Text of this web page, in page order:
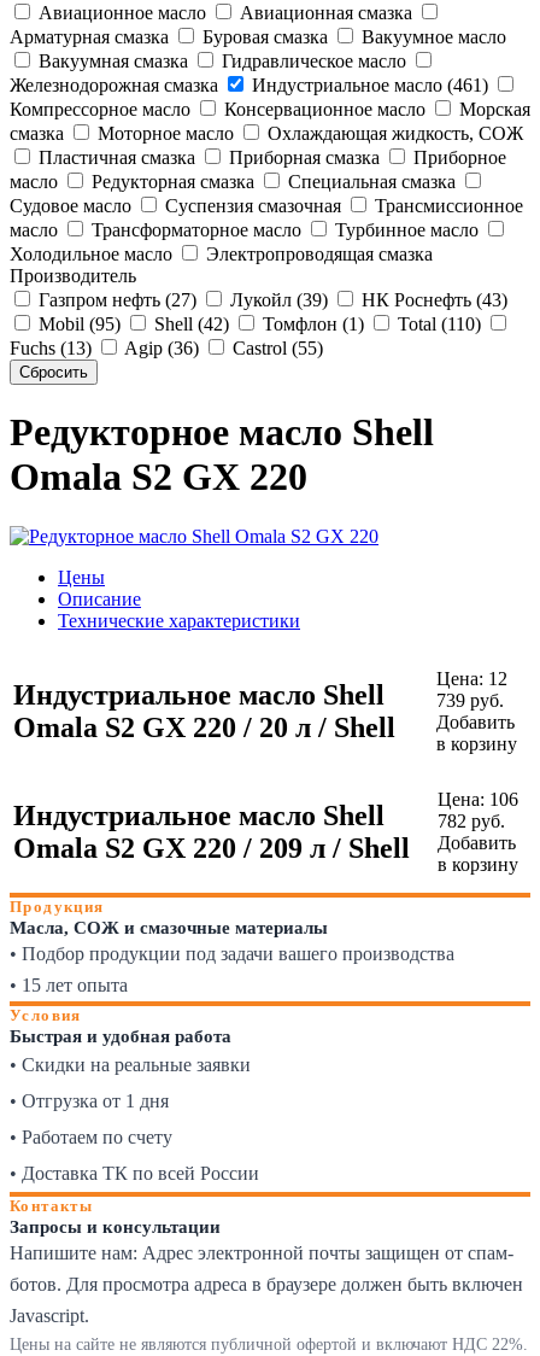
Авиационное масло
Авиационная смазка
Арматурная смазка
Буровая смазка
Вакуумное масло
Вакуумная смазка
Гидравлическое масло
Железнодорожная смазка
Индустриальное масло (461)
Компрессорное масло
Консервационное масло
Морская
смазка
Моторное масло
Охлаждающая жидкость, СОЖ
Пластичная смазка
Приборная смазка
Приборное
масло
Редукторная смазка
Специальная смазка
Судовое масло
Суспензия смазочная
Трансмиссионное
масло
Трансформаторное масло
Турбинное масло
Холодильное масло
Электропроводящая смазка
Производитель
Газпром нефть (27)
Лукойл (39)
НК Роснефть (43)
Mobil (95)
Shell (42) Томфлон (1)
Total (110)
Fuchs (13)
Agip (36) Castrol (55)
Редукторное масло Shell
Omala S2 GX 220
Цены
Описание
Технические характеристики
Индустриальное масло Shell
Omala S2 GX 220 / 20 л / Shell
Цена: 12
739 руб.
Добавить
в корзину
Индустриальное масло Shell
Omala S2 GX 220 / 209 л / Shell
Цена: 106
782 руб.
Добавить
в корзину
Продукция
Масла, СОЖ и смазочные материалы
• Подбор продукции под задачи вашего производства
• 15 лет опыта
Условия
Быстрая и удобная работа
• Скидки на реальные заявки
• Отгрузка от 1 дня
• Работаем по счету
• Доставка ТК по всей России
Контакты
Запросы и консультации
Напишите нам: Адрес электронной почты защищен от спам-
ботов. Для просмотра адреса в браузере должен быть включен
Javascript.
Цены на сайте не являются публичной офертой и включают НДС 22%.